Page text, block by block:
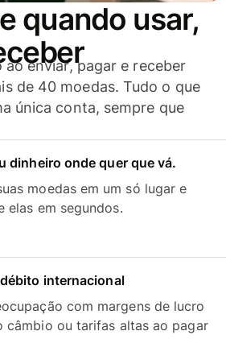
quando usar,
enviar, pagar e receber
de 40 moedas. Tudo o que
única conta, sempre que
dinheiro onde quer que vá.
moedas em um só lugar e
elas em segundos.
internacional
com margens de lucro
câmbio ou tarifas altas ao pagar